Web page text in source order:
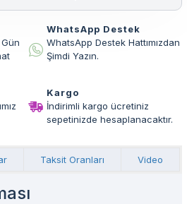
WhatsApp Destek
WhatsApp Destek Hattımızdan
Şimdi Yazın.
Kargo
İndirimli kargo ücretiniz
sepetinizde hesaplanacaktır.
Taksit Oranları Video